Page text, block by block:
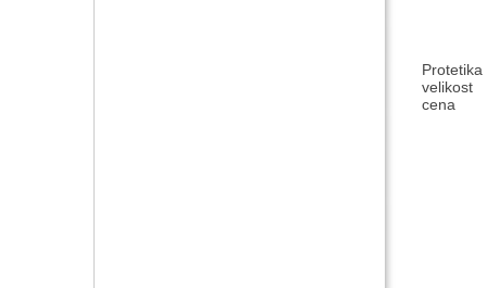
velikost
cena